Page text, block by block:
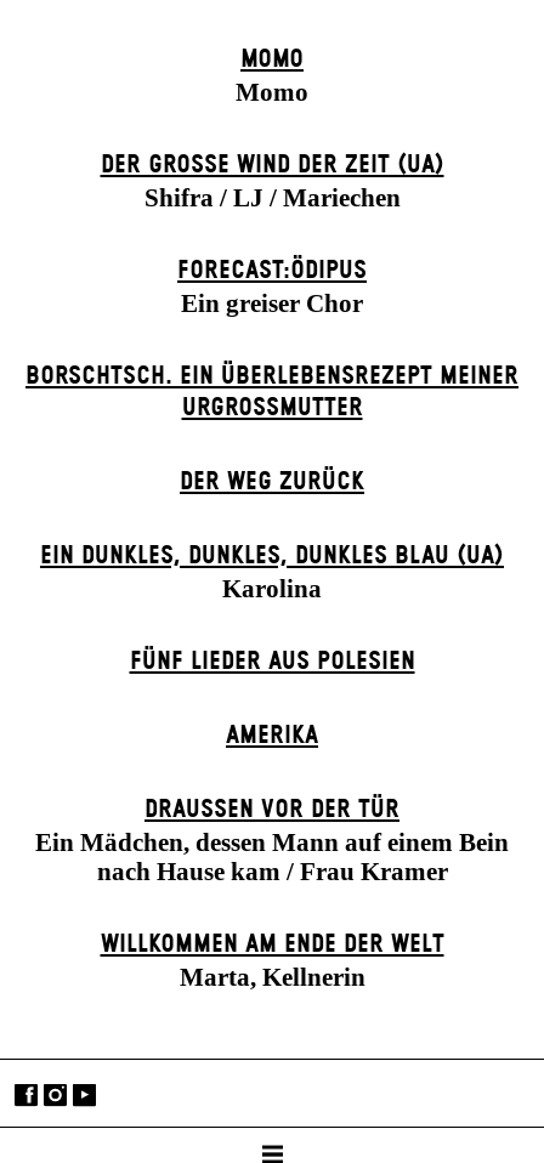
MOMO
Momo
DER GROSSE WIND DER ZEIT (UA)
Shifra / LJ / Mariechen
FORECAST:ÖDIPUS
Ein greiser Chor
BORSCHTSCH. EIN ÜBERLEBENSREZEPT MEINER
URGROSSMUTTER
DER WEG ZU­RÜCK
EIN DUNK­LES, DUNK­LES, DUNK­LES BLAU (UA)
Karolina
FÜNF LIEDER AUS POLESIEN
AMERIKA
DRAUSSEN VOR DER TÜR
Ein Mädchen, dessen Mann auf einem Bein
nach Hause kam / Frau Kramer
WILLKOMMEN AM ENDE DER WELT
Marta, Kellnerin